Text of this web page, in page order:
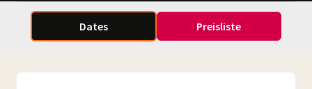
Dates Preisliste